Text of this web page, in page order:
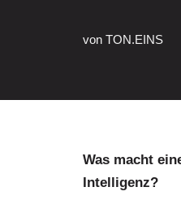
von TON.EINS
Was macht
Intelligenz?